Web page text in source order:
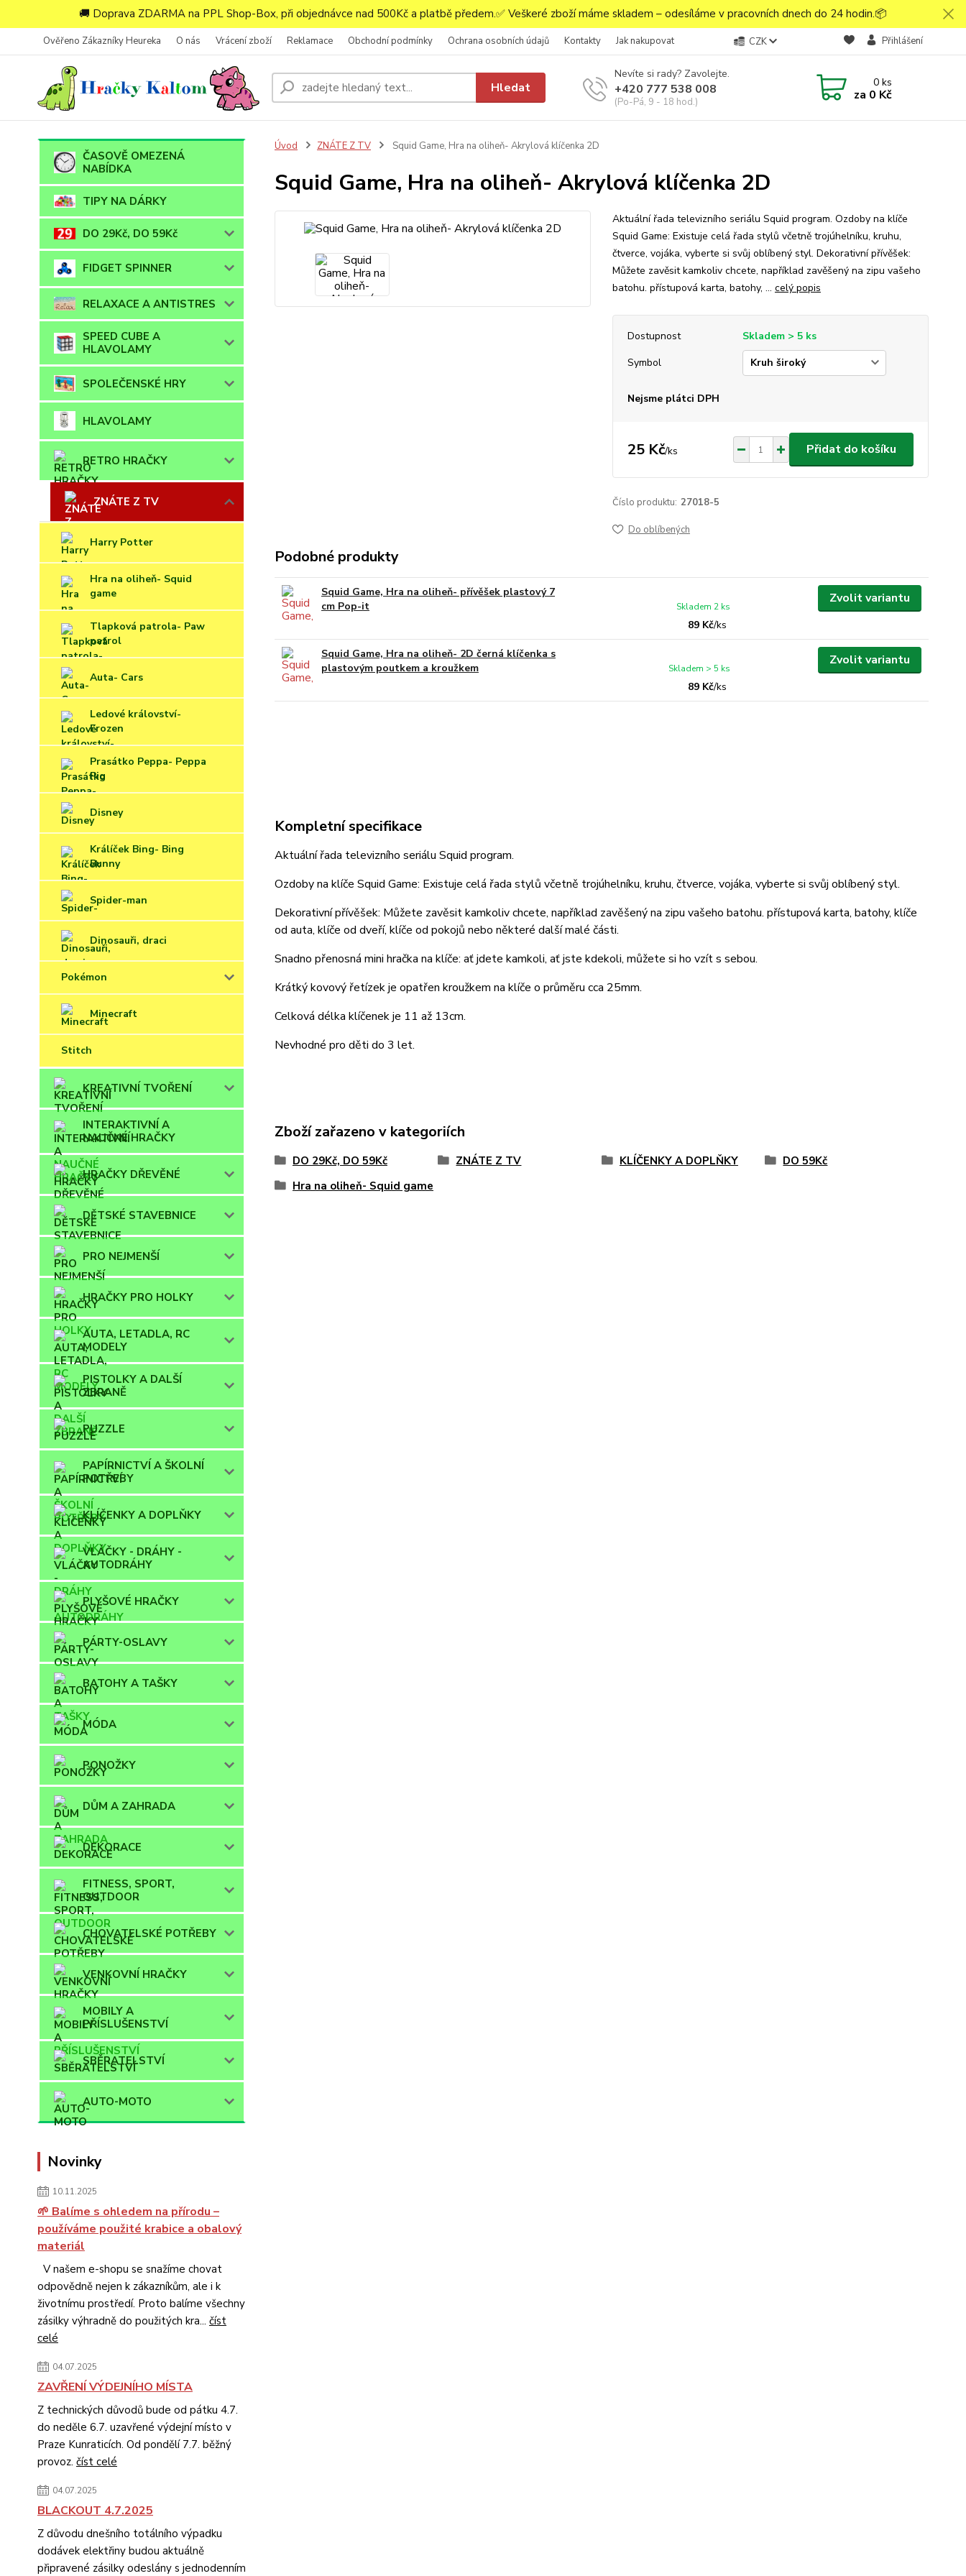
🚚 Doprava ZDARMA na PPL Shop-Box, při objednávce nad 500Kč a platbě předem.✅ Veškeré zboží máme skladem – odesíláme v pracovních dnech do 24 hodin.📦
Ověřeno Zákazníky Heureka O nás Vrácení zboží Reklamace Obchodní podmínky Ochrana osobních údajů Kontakty Jak nakupovat CZK Přihlášení
Hledat
Nevíte si rady? Zavolejte.
+420 777 538 008
(Po-Pá, 9 - 18 hod.)
0ks
za 0 Kč
ČASOVĚ OMEZENÁ
NABÍDKA
TIPY NA DÁRKY
DO 29Kč, DO 59Kč
FIDGET SPINNER
RELAXACE A ANTISTRES
SPEED CUBE A
HLAVOLAMY
SPOLEČENSKÉ HRY
HLAVOLAMY
RETRO HRAČKY
ZNÁTE Z TV
Harry Potter
Hra na oliheň- Squid
game
Tlapková patrola- Paw
patrol
Auta- Cars
Ledové království-
Frozen
Prasátko Peppa- Peppa
Pig
Disney
Králíček Bing- Bing
Bunny
Spider-man
Dinosauři, draci
Pokémon
Minecraft
Stitch
KREATIVNÍ TVOŘENÍ
INTERAKTIVNÍ A
NAUČNÉ HRAČKY
HRAČKY DŘEVĚNÉ
DĚTSKÉ STAVEBNICE
PRO NEJMENŠÍ
HRAČKY PRO HOLKY
AUTA, LETADLA, RC
MODELY
PISTOLKY A DALŠÍ
ZBRANĚ
PUZZLE
PAPÍRNICTVÍ A ŠKOLNÍ
POTŘEBY
KLÍČENKY A DOPLŇKY
VLÁČKY - DRÁHY -
AUTODRÁHY
PLYŠOVÉ HRAČKY
PÁRTY-OSLAVY
BATOHY A TAŠKY
MÓDA
PONOŽKY
DŮM A ZAHRADA
DEKORACE
FITNESS, SPORT,
OUTDOOR
CHOVATELSKÉ POTŘEBY
VENKOVNÍ HRAČKY
MOBILY A
PŘÍSLUŠENSTVÍ
SBĚRATELSTVÍ
AUTO-MOTO
Novinky
10.11.2025
🌱 Balíme s ohledem na přírodu –
používáme použité krabice a obalový
materiál
V našem e-shopu se snažíme chovat
odpovědně nejen k zákazníkům, ale i k
životnímu prostředí. Proto balíme všechny
zásilky výhradně do použitých kra... číst
celé
04.07.2025
ZAVŘENÍ VÝDEJNÍHO MÍSTA
Z technických důvodů bude od pátku 4.7.
do neděle 6.7. uzavřené výdejní místo v
Praze Kunraticích. Od pondělí 7.7. běžný
provoz. číst celé
04.07.2025
BLACKOUT 4.7.2025
Z důvodu dnešního totálního výpadku
dodávek elektřiny budou aktuálně
připravené zásilky odeslány s jednodenním
Úvod ZNÁTE Z TV Squid Game, Hra na oliheň- Akrylová klíčenka 2D
Squid Game, Hra na oliheň- Akrylová klíčenka 2D
Aktuální řada televizního seriálu Squid program. Ozdoby na klíče
Squid Game: Existuje celá řada stylů včetně trojúhelníku, kruhu,
čtverce, vojáka, vyberte si svůj oblíbený styl. Dekorativní přívěšek:
Můžete zavěsit kamkoliv chcete, například zavěšený na zipu vašeho
batohu. přístupová karta, batohy, ... celý popis
Dostupnost
Skladem > 5 ks
Symbol
Nejsme plátci DPH
25 Kč/ks Přidat do košíku
Číslo produktu: 27018-5
Do oblíbených
Podobné produkty
Squid Game, Hra na oliheň- přívěšek plastový 7
cm Pop-it
89 Kč/ks
Skladem 2 ks
Zvolit variantu
Squid Game, Hra na oliheň- 2D černá klíčenka s
plastovým poutkem a kroužkem
89 Kč/ks
Skladem > 5 ks
Zvolit variantu
Kompletní specifikace
Aktuální řada televizního seriálu Squid program.
Ozdoby na klíče Squid Game: Existuje celá řada stylů včetně trojúhelníku, kruhu, čtverce, vojáka, vyberte si svůj oblíbený styl.
Dekorativní přívěšek: Můžete zavěsit kamkoliv chcete, například zavěšený na zipu vašeho batohu. přístupová karta, batohy, klíče
od auta, klíče od dveří, klíče od pokojů nebo některé další malé části.
Snadno přenosná mini hračka na klíče: ať jdete kamkoli, ať jste kdekoli, můžete si ho vzít s sebou.
Krátký kovový řetízek je opatřen kroužkem na klíče o průměru cca 25mm.
Celková délka klíčenek je 11 až 13cm.
Nevhodné pro děti do 3 let.
Zboží zařazeno v kategoriích
DO 29Kč, DO 59Kč ZNÁTE Z TV KLÍČENKY A DOPLŇKY
DO 59Kč
Hra na oliheň- Squid game